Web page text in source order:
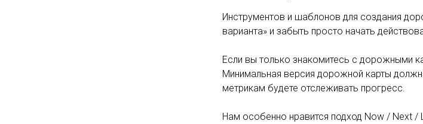
Инструментов и шаблонов для создания
варианта» и забыть просто начать
Если вы только знакомитесь с дорожными
Минимальная версия дорожной карты
метрикам будете отслеживать прогресс.
Нам особенно нравится подход Now / Next